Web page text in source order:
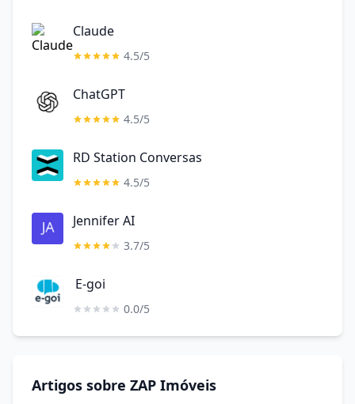
Claude
4.5/5
ChatGPT
4.5/5
RD Station Conversas
4.5/5
Jennifer AI
3.7/5
E-goi
0.0/5
Artigos sobre ZAP Imóveis